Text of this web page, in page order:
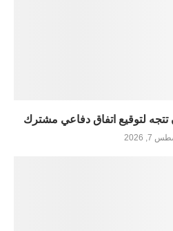
تتجه لتوقيع اتفاق دفاعي مشترك
7, 2026